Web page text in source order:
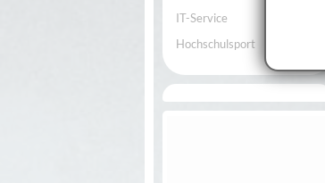
IT-Service
Hochschulsport